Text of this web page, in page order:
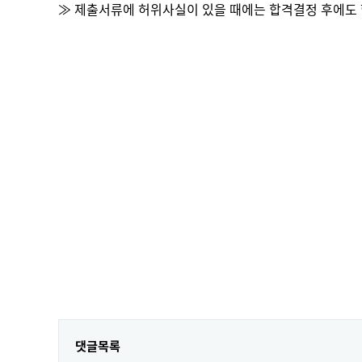
≫ 제출서류에 허위사실이 있을 때에는 합격결정 후에
댓글목록